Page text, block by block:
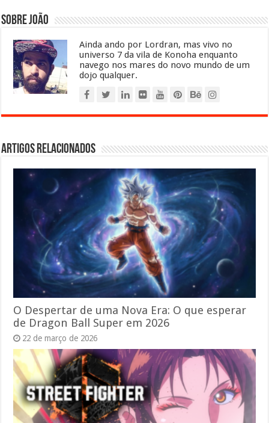
Sobre João
Ainda ando por Lordran, mas vivo no
universo 7 da vila de Konoha enquanto
navego nos mares do novo mundo de um
dojo qualquer.
Artigos relacionados
O Despertar de uma Nova Era: O que esperar
de Dragon Ball Super em 2026
22 de março de 2026